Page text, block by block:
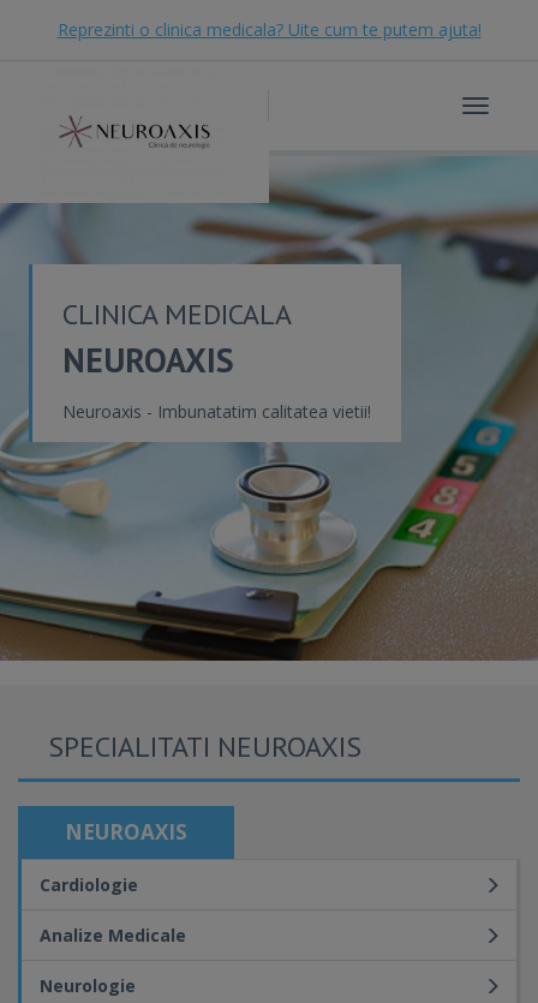
Reprezinti o clinica medicala? Uite cum te putem ajuta!
Toggle
CLINICA MEDICALA
NEUROAXIS
Neuroaxis - Imbunatatim calitatea vietii!
SPECIALITATI NEUROAXIS
NEUROAXIS
Cardiologie
Analize Medicale
Neurologie